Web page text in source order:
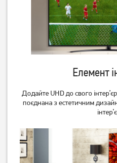
Телевізор Romsat
43FGN18ST2 Smart TV WiFi
Елемент
Додайте UHD до свого
поєднана з естетичним